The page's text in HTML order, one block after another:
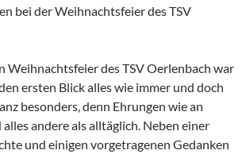
bei der Weihnachtsfeier des TSV
Weihnachtsfeier des TSV Oerlenbach war
ersten Blick alles wie immer und doch
besonders, denn Ehrungen wie an
andere als alltäglich. Neben einer
und einigen vorgetragenen Gedanken